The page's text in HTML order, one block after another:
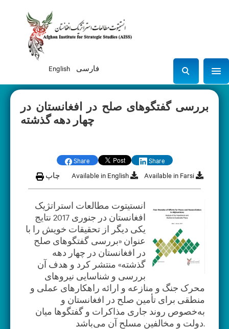
English فارسی
S
e
r
بررسی گفتگوهای صلح در افغانستان در
چهار دهه گذشته
Share
Share
Available in English Available in Farsi
انستیتوت مطالعات استراتژیک
افغانستان در جنوری 2017 نتایج
یکی دیگر از تحقیقات خویش را با
عنوان «بررسی گفتگوهای صلح
در افغانستان در چهار دهه
گذشته» منتشر کرد و هدف آن
بررسی و شناسایی نیروهای
محرک جنگ و منازعه و ارائه راهکار‌های عملی و
منطقی برای تأمین صلح در افغانستان و
به‌خصوص روند جاری مذاکرات و گفتگوها میان
دولت و مخالفین مسلح آن می‌باشد.